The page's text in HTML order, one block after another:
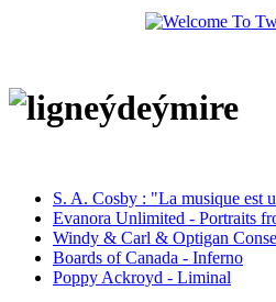
S. A. Cosby : "La musique est
Evanora Unlimited - Portraits
Windy & Carl & Optigan
Boards of Canada - Inferno
Poppy Ackroyd - Liminal